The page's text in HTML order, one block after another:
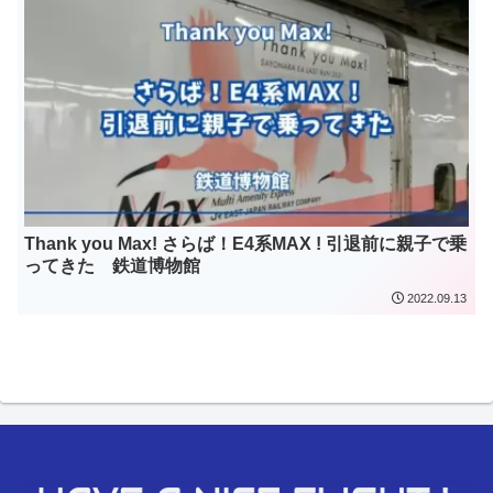
Thank you Max! さらば！E4系MAX ! 引退前に親子で乗
ってきた 鉄道博物館
2022.09.13